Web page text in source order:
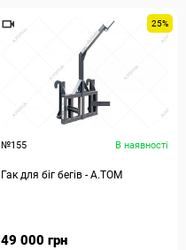
25%
№155 В наявності
Гак для біг бегів - А.ТОМ
49 000 грн